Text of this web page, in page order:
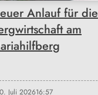
Anlauf für die
am
Juli 202616:57